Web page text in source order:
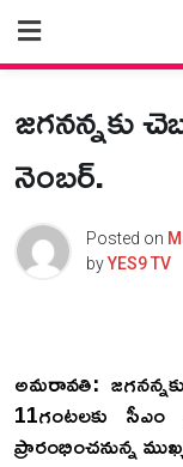
content
జగనన్నకు
నెంబర్.
Posted on
byYES9 TV
అమరావతి:
11గంటలకు
ప్రారంభించనున్న